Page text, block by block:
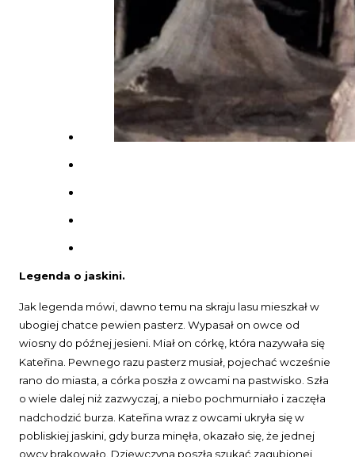
Legenda o jaskini.
Jak legenda mówi, dawno temu na skraju lasu mieszkał w
ubogiej chatce pewien pasterz. Wypasał on owce od
wiosny do późnej jesieni. Miał on córkę, która nazywała się
Kateřina. Pewnego razu pasterz musiał, pojechać wcześnie
rano do miasta, a córka poszła z owcami na pastwisko. Szła
o wiele dalej niż zazwyczaj, a niebo pochmurniało i zaczęła
nadchodzić burza. Kateřina wraz z owcami ukryła się w
pobliskiej jaskini, gdy burza minęła, okazało się, że jednej
owcy brakowało. Dziewczyna poszła szukać zagubionej